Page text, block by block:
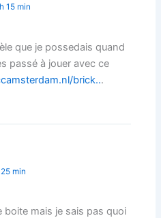
15 min
que je possedais quand
passé à jouer avec ce
brick...
min
boite mais je sais pas quoi